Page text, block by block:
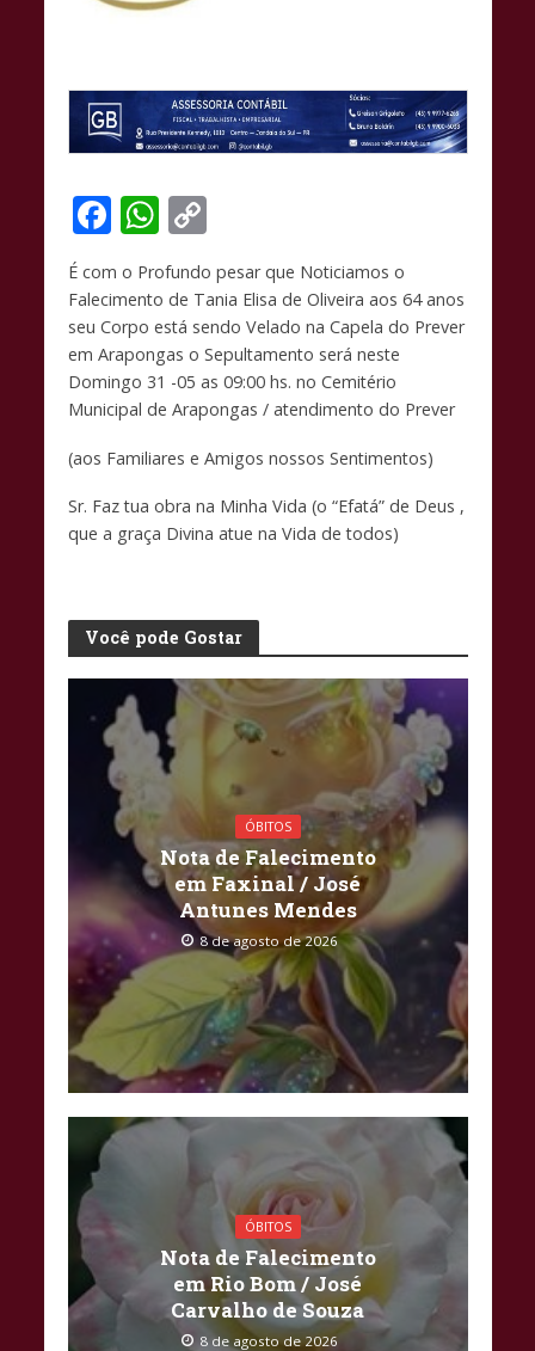
F
ac
e
b
o
o
k
W
h
at
s
A
p
p
C
p
y
Li
n
k
É com o Profundo pesar que Noticiamos o
Falecimento de Tania Elisa de Oliveira aos 64 anos
seu Corpo está sendo Velado na Capela do Prever
em Arapongas o Sepultamento será neste
Domingo 31 -05 as 09:00 hs. no Cemitério
Municipal de Arapongas / atendimento do Prever
(aos Familiares e Amigos nossos Sentimentos)
Sr. Faz tua obra na Minha Vida (o “Efatá” de Deus ,
que a graça Divina atue na Vida de todos)
Você pode Gostar
ÓBITOS
Nota de Falecimento
em Faxinal / José
Antunes Mendes
8 de agosto de 2026
ÓBITOS
Nota de Falecimento
em Rio Bom / José
Carvalho de Souza
8 de agosto de 2026